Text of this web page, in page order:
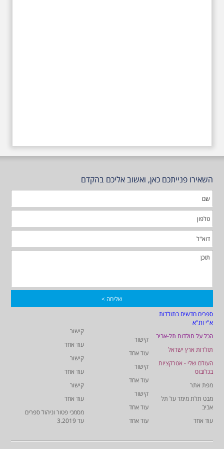
השאירו פנייתכם כאן, ואשוב אליכם בהקדם
ספרים חדשים בתולדות
א"י ות"א
הכל על תולדות תל-אביב
תולדות ארץ ישראל
העולם שלי - אטרקציות
בגלובוס
מפת אתר
מבט תלת מימד על תל
אביב
עוד אחד
קישור
עוד אחד
קישור
עוד אחד
קישור
עוד אחד
עוד אחד
קישור
עוד אחד
קישור
עוד אחד
קישור
עוד אחד
מסמכי פטור וניהול ספרים
עד 3.2019